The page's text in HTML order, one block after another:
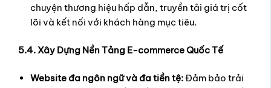
chuyện thương hiệu hấp dẫn, truyền tải giá trị cốt
lõi và kết nối với khách hàng mục tiêu.
5.4. Xây Dựng Nền Tảng E-commerce Quốc Tế
Website đa ngôn ngữ và đa tiền tệ:Đảm bảo trải